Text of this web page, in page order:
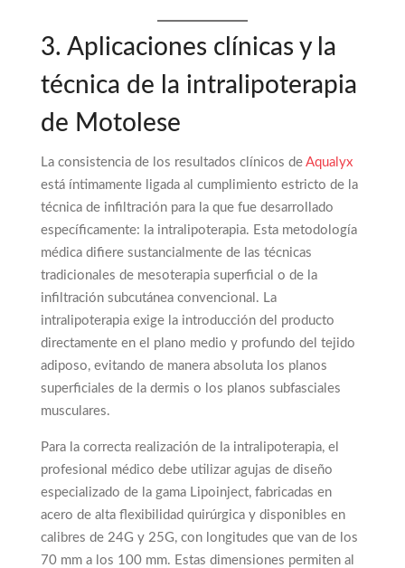
3. Aplicaciones clínicas y la
técnica de la intralipoterapia
de Motolese
La consistencia de los resultados clínicos de Aqualyx
está íntimamente ligada al cumplimiento estricto de la
técnica de infiltración para la que fue desarrollado
específicamente: la intralipoterapia. Esta metodología
médica difiere sustancialmente de las técnicas
tradicionales de mesoterapia superficial o de la
infiltración subcutánea convencional. La
intralipoterapia exige la introducción del producto
directamente en el plano medio y profundo del tejido
adiposo, evitando de manera absoluta los planos
superficiales de la dermis o los planos subfasciales
musculares.
Para la correcta realización de la intralipoterapia, el
profesional médico debe utilizar agujas de diseño
especializado de la gama Lipoinject, fabricadas en
acero de alta flexibilidad quirúrgica y disponibles en
calibres de 24G y 25G, con longitudes que van de los
70 mm a los 100 mm. Estas dimensiones permiten al